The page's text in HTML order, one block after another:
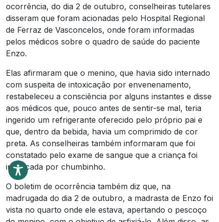
ocorrência, do dia 2 de outubro, conselheiras tutelares
disseram que foram acionadas pelo Hospital Regional
de Ferraz de Vasconcelos, onde foram informadas
pelos médicos sobre o quadro de saúde do paciente
Enzo.
Elas afirmaram que o menino, que havia sido internado
com suspeita de intoxicação por envenenamento,
restabeleceu a consciência por alguns instantes e disse
aos médicos que, pouco antes de sentir-se mal, teria
ingerido um refrigerante oferecido pelo próprio pai e
que, dentro da bebida, havia um comprimido de cor
preta. As conselheiras também informaram que foi
constatado pelo exame de sangue que a criança foi
intoxicada por chumbinho.
O boletim de ocorrência também diz que, na
madrugada do dia 2 de outubro, a madrasta de Enzo foi
vista no quarto onde ele estava, apertando o pescoço